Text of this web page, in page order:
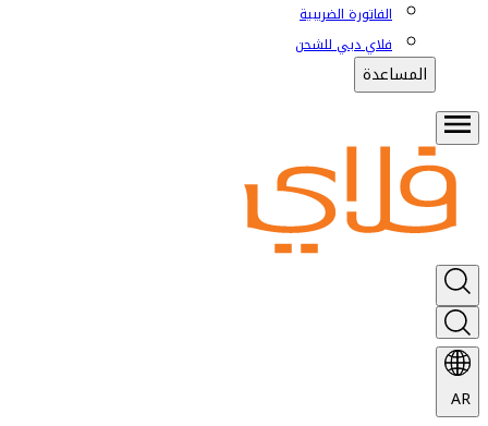
الفاتورة الضريبية
فلاي دبي للشحن
المساعدة
AR